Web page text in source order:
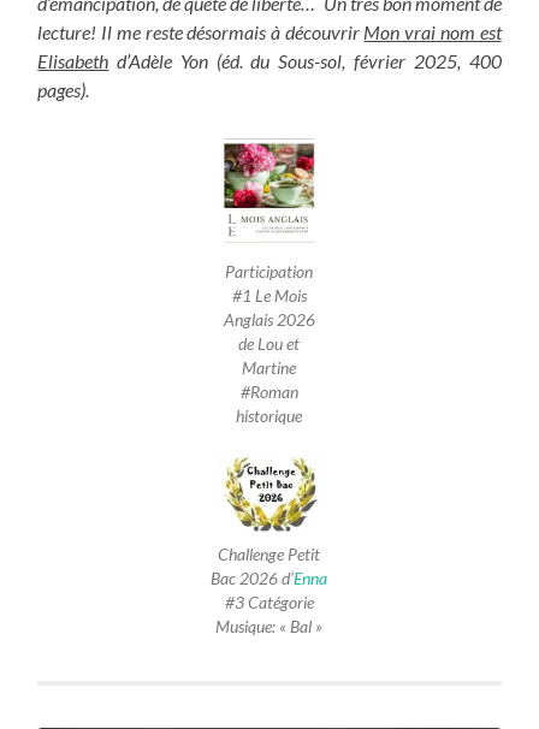
lecture! Il me reste désormais à découvrir Mon vrai nom est
Elisabeth d’Adèle Yon (éd. du Sous-sol, février 2025, 400
pages).
Participation
#1 Le Mois
Anglais 2026
de Lou et
Martine
#Roman
historique
Challenge Petit
Bac 2026 d’Enna
#3 Catégorie
Musique: « Bal »